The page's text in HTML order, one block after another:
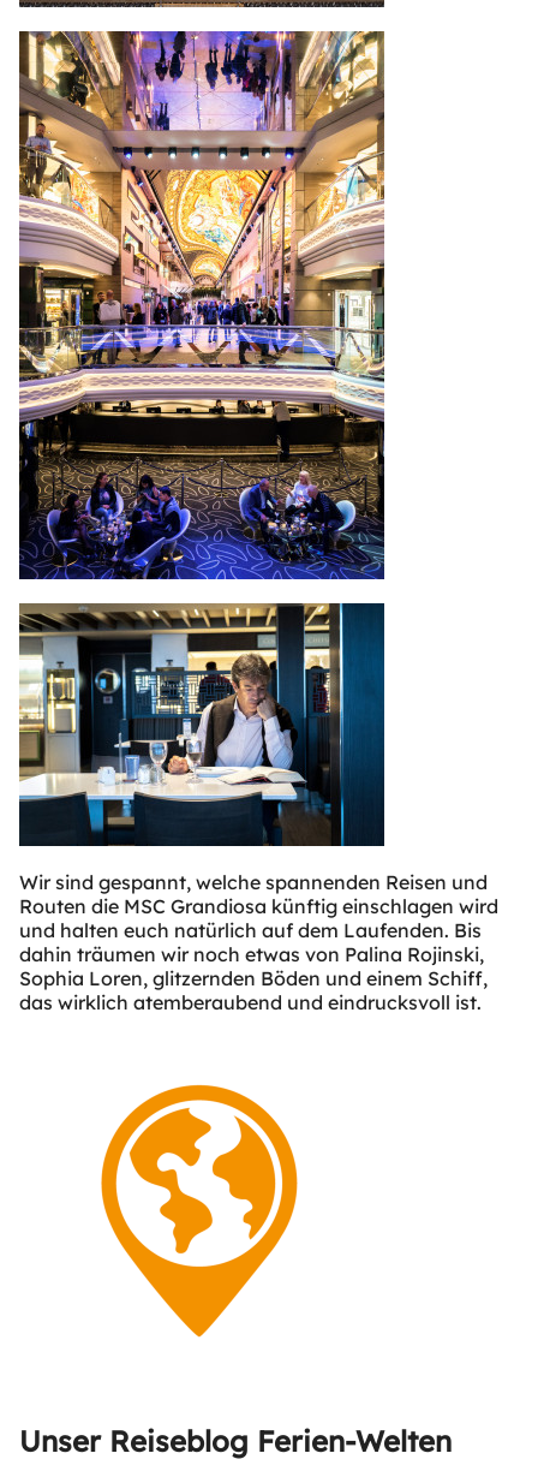
Wir sind gespannt, welche spannenden Reisen und
Routen die MSC Grandiosa künftig einschlagen wird
und halten euch natürlich auf dem Laufenden. Bis
dahin träumen wir noch etwas von Palina Rojinski,
Sophia Loren, glitzernden Böden und einem Schiff,
das wirklich atemberaubend und eindrucksvoll ist.
Unser Reiseblog Ferien-Welten